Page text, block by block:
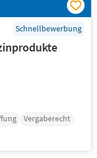
Schnellbewerbung
Vergaberecht